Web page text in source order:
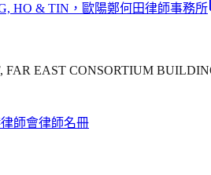
HO & TIN ，歐陽鄭何田律師事務所
FAR EAST CONSORTIUM
師會律師名冊